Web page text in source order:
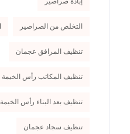
التخلص من الصراصير
تنظيف المرافق عجمان
تنظيف المكاتب رأس الخيمة
تنظيف بعد البناء رأس الخيمة
تنظيف سجاد عجمان